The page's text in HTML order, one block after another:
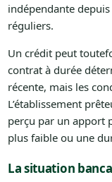
indépendante
réguliers.
Un crédit peut
contrat à durée
récente, mais les
L’établissement
perçu par un apport
plus faible ou une
La situation